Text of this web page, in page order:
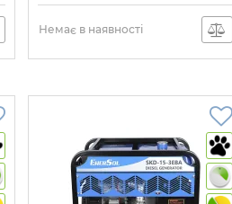
Немає в наявності